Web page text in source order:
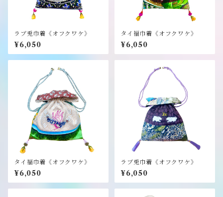
ラブ兎巾着《オフクワケ》
¥6,050
タイ福巾着《オフクワケ》
¥6,050
タイ福巾着《オフクワケ》
¥6,050
ラブ兎巾着《オフクワケ》
¥6,050